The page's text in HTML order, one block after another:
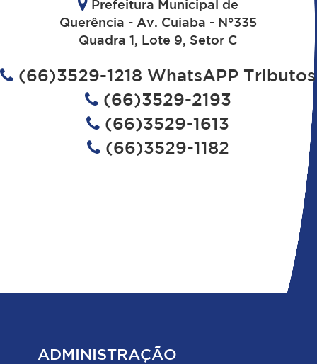
Prefeitura Municipal de
Querência - Av. Cuiaba - N°335
Quadra 1, Lote 9, Setor C
(66)3529-1218 WhatsAPP Tributos
(66)3529-2193
(66)3529-1613
(66)3529-1182
ADMINISTRAÇÃO